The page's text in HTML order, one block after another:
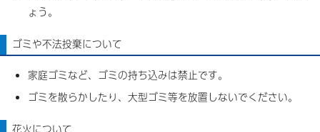
ょう。
ゴミや不法投棄について
家庭ゴミなど、ゴミの持ち込みは禁止です。
ゴミを散らかしたり、大型ゴミ等を放置しないでください。
花火について